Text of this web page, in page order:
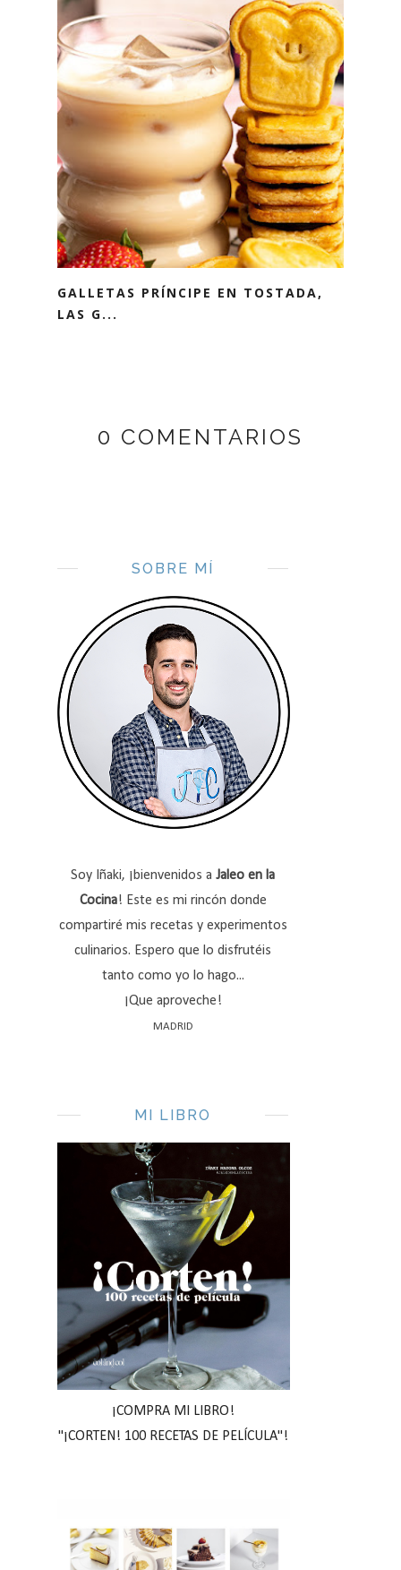
GALLETAS PRÍNCIPE EN TOSTADA,
LAS G...
0 COMENTARIOS
SOBRE MÍ
Soy Iñaki, ¡bienvenidos a Jaleo en la
Cocina! Este es mi rincón donde
compartiré mis recetas y experimentos
culinarios. Espero que lo disfrutéis
tanto como yo lo hago...
¡Que aproveche!
MADRID
MI LIBRO
¡COMPRA MI LIBRO!
"¡CORTEN! 100 RECETAS DE PELÍCULA"!